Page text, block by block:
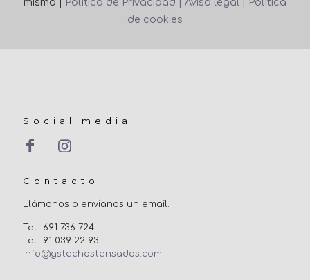
de cookies
Social media
Contacto
Llámanos o envíanos un email.
Tel.: 691 736 724
Tel.: 91 039 22 93
info@gstechostensados.com